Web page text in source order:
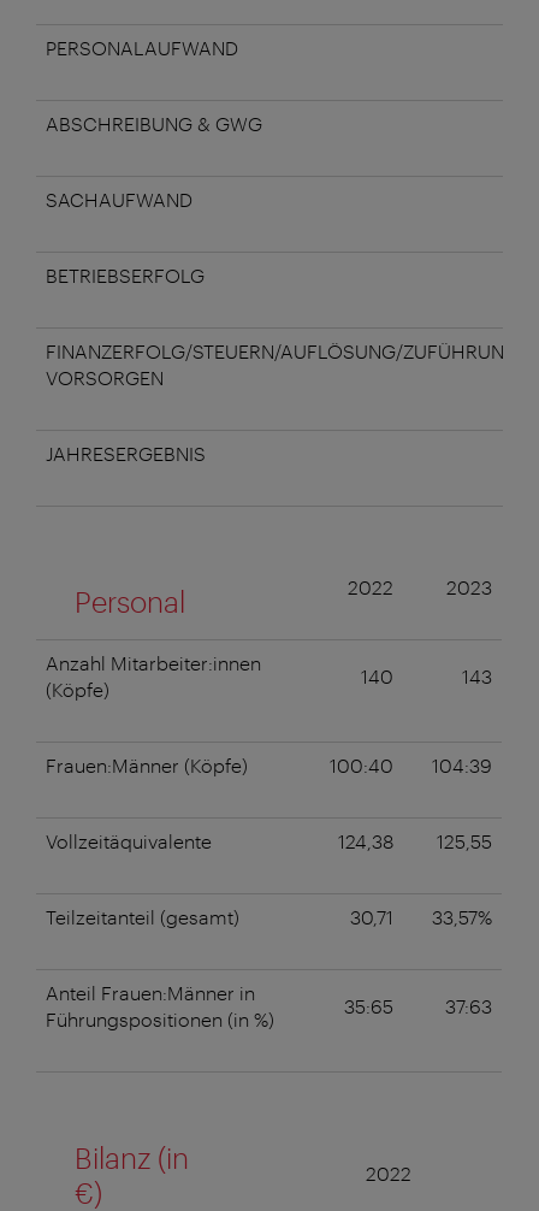
PERSONALAUFWAND
ABSCHREIBUNG & GWG
SACHAUFWAND
BETRIEBSERFOLG
FINANZERFOLG/STEUERN/AUFLÖSUNG/ZUFÜHRUNG
VORSORGEN
JAHRESERGEBNIS
Personal 2022 2023
Anzahl Mitarbeiter:innen
(Köpfe)
140 143
Frauen:Männer (Köpfe) 100:40 104:39
Vollzeitäquivalente 124,38 125,55
Teilzeitanteil (gesamt) 30,71 33,57%
Anteil Frauen:Männer in
Führungspositionen (in %)
35:65 37:63
Bilanz (in
€)
2022